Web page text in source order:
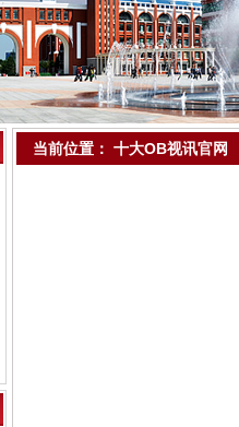
当前位置： 十大OB视讯官网